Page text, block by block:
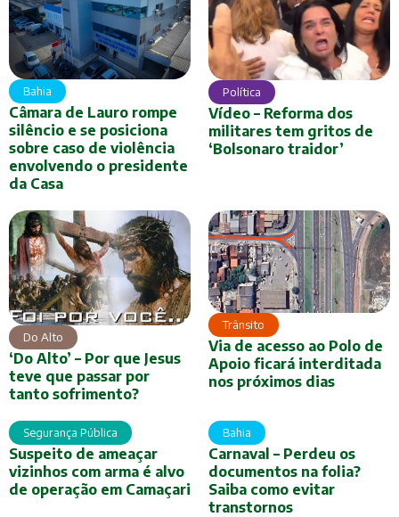
Bahia
Câmara de Lauro rompe
silêncio e se posiciona
sobre caso de violência
envolvendo o presidente
da Casa
Política
Vídeo – Reforma dos
militares tem gritos de
‘Bolsonaro traidor’
Do Alto
‘Do Alto’ – Por que Jesus
teve que passar por
tanto sofrimento?
Trânsito
Via de acesso ao Polo de
Apoio ficará interditada
nos próximos dias
Segurança Pública
Suspeito de ameaçar
vizinhos com arma é alvo
de operação em Camaçari
Bahia
Carnaval – Perdeu os
documentos na folia?
Saiba como evitar
transtornos